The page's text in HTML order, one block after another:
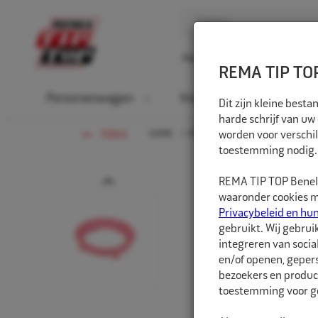
Vrachtwagen
PERSONENWAGEN
REMA TIP
Dit zijn kleine
harde schrijf van
worden voor
toestemming nodig.
REMA TIP TOP
waaronder cookies
Privacybeleid en
gebruikt. Wij
integreren van
en/of openen,
bezoekers en
toestemming voor